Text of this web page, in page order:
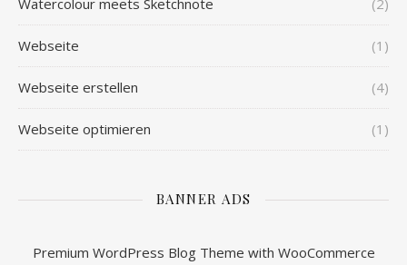
Watercolour meets Sketchnote (2)
Webseite (1)
Webseite erstellen (4)
Webseite optimieren (1)
BANNER ADS
Premium WordPress Blog Theme with WooCommerce